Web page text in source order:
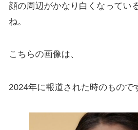
顔の周辺がかなり白くなってい
ね。
こちらの画像は、
2024年に報道された時のもので